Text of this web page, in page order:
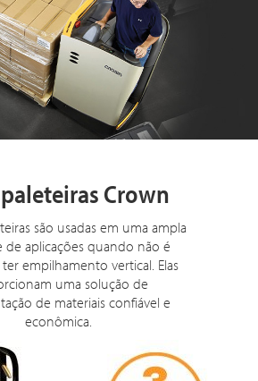
Crown
são usadas em uma ampla
de aplicações quando não é
empilhamento vertical. Elas
uma solução de
de materiais confiável e
econômica.